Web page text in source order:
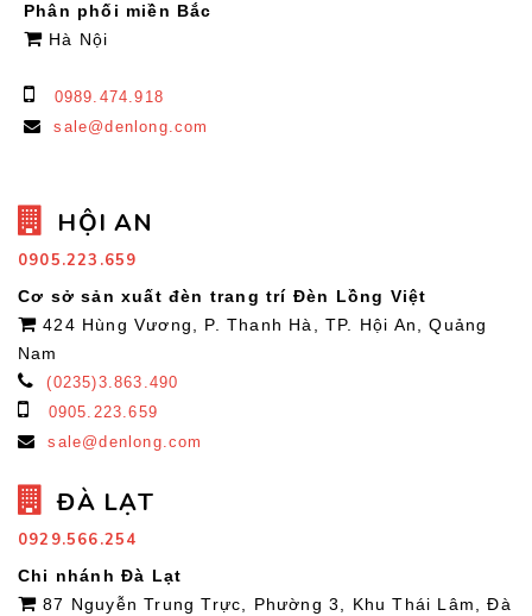
Phân phối miền Bắc
Hà Nội
0989.474.918
sale@denlong.com
HỘI AN
0905.223.659
Cơ sở sản xuất đèn trang trí Đèn Lồng Việt
424 Hùng Vương, P. Thanh Hà, TP. Hội An, Quảng
Nam
(0235)3.863.490
0905.223.659
sale@denlong.com
ĐÀ LẠT
0929.566.254
Chi nhánh Đà Lạt
87 Nguyễn Trung Trực, Phường 3, Khu Thái Lâm, Đà